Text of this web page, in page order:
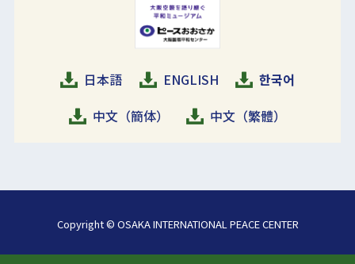
日本語 ENGLISH
한국어
中文（簡体）
中文（繁體）
Copyright © OSAKA INTERNATIONAL PEACE CENTER